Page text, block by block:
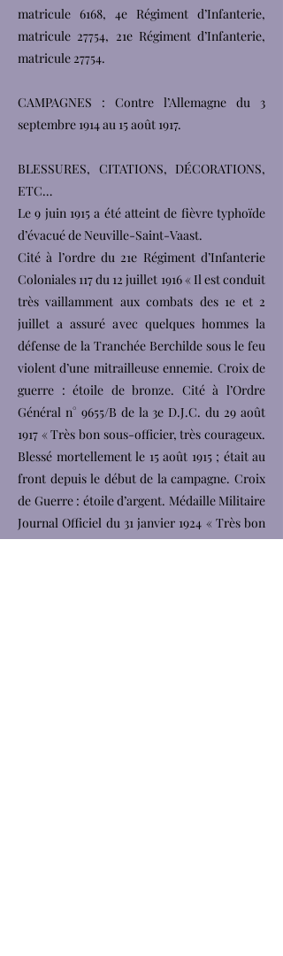
matricule 6168, 4e Régiment d’Infanterie,
matricule 27754, 21e Régiment d’Infanterie,
matricule 27754.
CAMPAGNES : Contre l’Allemagne du 3
septembre 1914 au 15 août 1917.
BLESSURES, CITATIONS, DÉCORATIONS,
ETC…
Le 9 juin 1915 a été atteint de fièvre typhoïde
d’évacué de Neuville-Saint-Vaast.
Cité à l’ordre du 21e Régiment d’Infanterie
Coloniales 117 du 12 juillet 1916 « Il est conduit
très vaillamment aux combats des 1e et 2
juillet a assuré avec quelques hommes la
défense de la Tranchée Berchilde sous le feu
violent d’une mitrailleuse ennemie. Croix de
guerre : étoile de bronze. Cité à l’Ordre
Général n° 9655/B de la 3e D.J.C. du 29 août
1917 « Très bon sous-officier, très courageux.
Blessé mortellement le 15 août 1915 ; était au
front depuis le début de la campagne. Croix
de Guerre : étoile d’argent. Médaille Militaire
Journal Officiel du 31 janvier 1924 « Très bon
sous-officier très courageux blessé